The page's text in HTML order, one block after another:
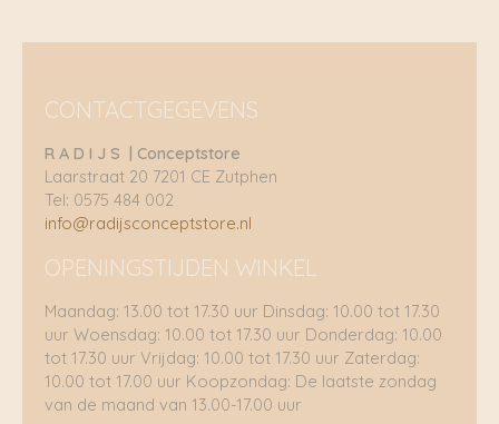
CONTACTGEGEVENS
R A D I J S | Conceptstore
Laarstraat 20 7201 CE Zutphen
Tel: 0575 484 002
info@radijsconceptstore.nl
OPENINGSTIJDEN WINKEL
Maandag: 13.00 tot 17.30 uur Dinsdag: 10.00 tot 17.30
uur Woensdag: 10.00 tot 17.30 uur Donderdag: 10.00
tot 17.30 uur Vrijdag: 10.00 tot 17.30 uur Zaterdag:
10.00 tot 17.00 uur Koopzondag: De laatste zondag
van de maand van 13.00-17.00 uur